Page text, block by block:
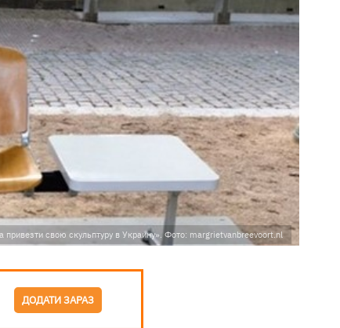
свою скульптуру в Украину». Фото: margrietvanbreevoort.nl
ДОДАТИ ЗАРАЗ